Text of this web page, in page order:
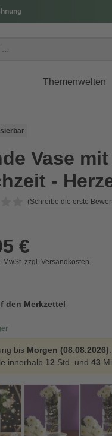
Themenwelten
Vase
-
(Schreibe die erste
€
MwSt. zzgl. Versandkosten
den Merkzettel
bis Morgen (08.08.2026)
innerhalb 12 Std. und 43